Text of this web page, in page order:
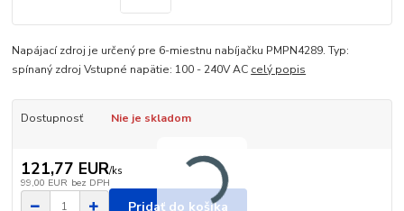
Napájací zdroj je určený pre 6-miestnu nabíjačku PMPN4289. Typ:
spínaný zdroj Vstupné napätie: 100 - 240V AC celý popis
Dostupnosť Nie je skladom
121,77 EUR/ks
99,00 EUR bez DPH
Pridať do košíka